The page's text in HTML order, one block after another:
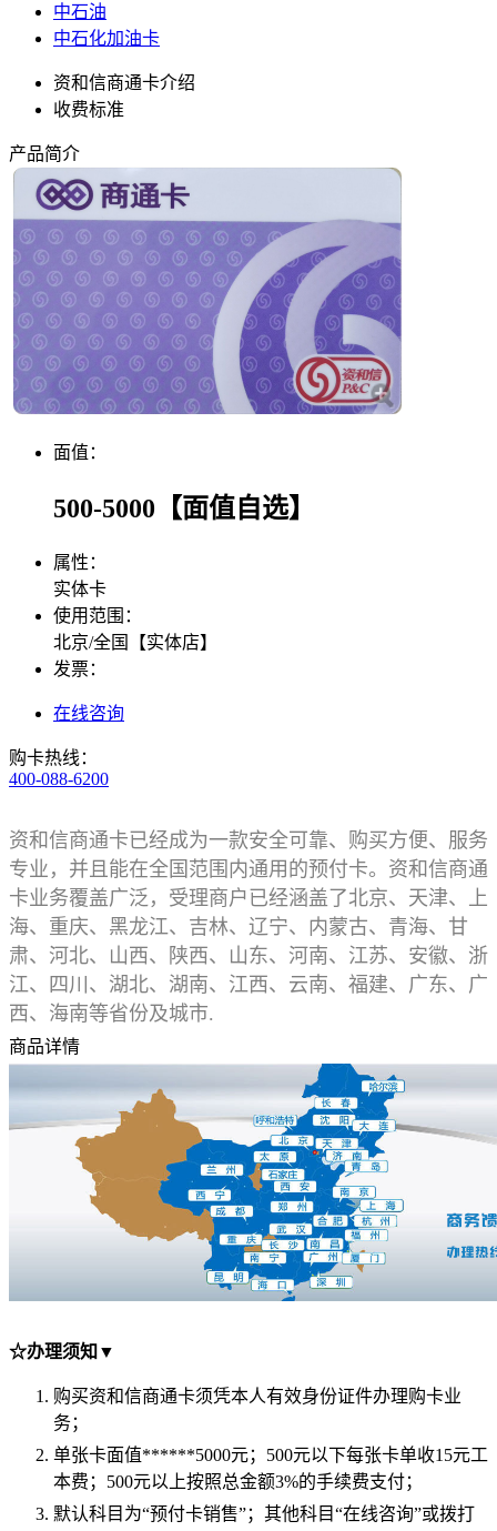
中石油
中石化加油卡
资和信商通卡介绍
收费标准
产品简介
面值：
500-5000【面值自选】
属性：
实体卡
使用范围：
北京/全国【实体店】
发票：
在线咨询
购卡热线：
400-088-6200
资和信商通卡已经成为一款安全可靠、购买方便、服务
专业，并且能在全国范围内通用的预付卡。 资和信商通
卡业务覆盖广泛，受理商户已经涵盖了北京、天津、上
海、重庆、黑龙江、吉林、辽宁、内蒙古、青海、甘
肃、河北、山西、陕西、山东、河南、江苏、安徽、浙
江、四川、湖北、湖南、江西、云南、福建、广东、广
西、海南等省份及城市.
商品详情
☆办理须知▼
购买资和信商通卡须凭本人有效身份证件办理购卡业
务；
单张卡面值******5000元；500元以下每张卡单收15元工
本费；500元以上按照总金额3%的手续费支付；
默认科目为“预付卡销售”；其他科目“在线咨询”或拨打